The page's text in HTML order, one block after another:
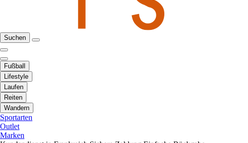
Suchen
Fußball
Lifestyle
Laufen
Reiten
Wandern
Sportarten
Outlet
Marken